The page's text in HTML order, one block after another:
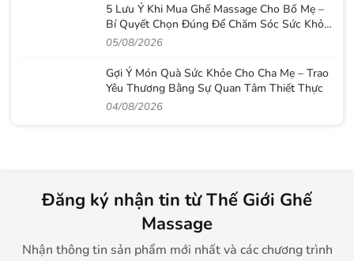
5 Lưu Ý Khi Mua Ghế Massage Cho Bố Mẹ –
Bí Quyết Chọn Đúng Để Chăm Sóc Sức Khỏe
Lâu Dài
05/08/2026
Gợi Ý Món Quà Sức Khỏe Cho Cha Mẹ – Trao
Yêu Thương Bằng Sự Quan Tâm Thiết Thực
04/08/2026
Đăng ký nhận tin từ Thế Giới Ghế
Massage
Nhận thông tin sản phẩm mới nhất và các chương trình